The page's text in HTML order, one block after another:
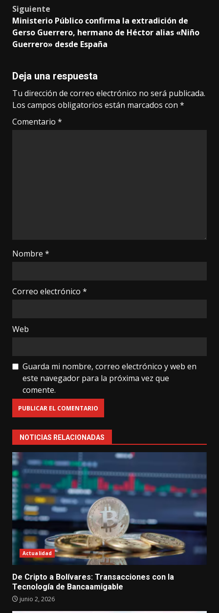
Siguiente
Ministerio Público confirma la extradición de
Gerso Guerrero, hermano de Héctor alias «Niño
Guerrero» desde España
Deja una respuesta
Tu dirección de correo electrónico no será publicada.
Los campos obligatorios están marcados con *
Comentario *
Nombre *
Correo electrónico *
Web
Guarda mi nombre, correo electrónico y web en
este navegador para la próxima vez que
comente.
NOTICIAS RELACIONADAS
Actualidad
De Cripto a Bolívares: Transacciones con la
Tecnología de Bancaamigable
junio 2, 2026